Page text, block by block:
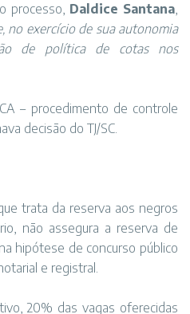
processo, Daldice Santana,
no exercício de sua autonomia
de política de cotas nos
– procedimento de controle
decisão do TJ/SC.
trata da reserva aos negros
não assegura a reserva de
hipótese de concurso público
e registral.
20% das vagas oferecidas